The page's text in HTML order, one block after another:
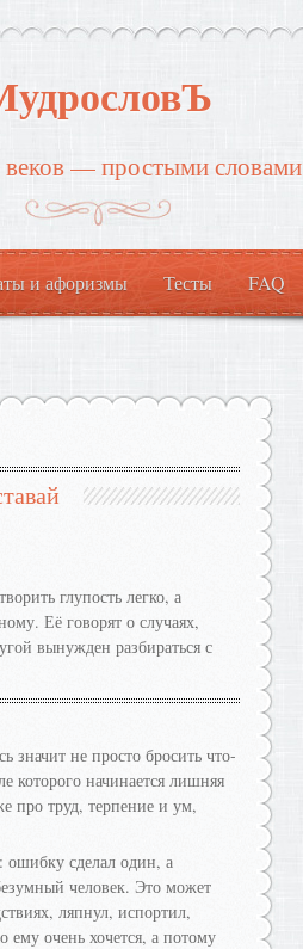
— простыми словами
и афоризмы Тесты FAQ
глупость легко, а
Её говорят о случаях,
вынужден разбираться с
значит не просто бросить что-
которого начинается лишняя
про труд, терпение и ум,
ошибку сделал один, а
человек. Это может
ляпнул, испортил,
ему очень хочется, а потому